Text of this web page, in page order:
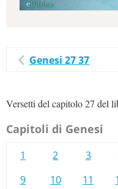
Genesi 27 37
Versetti del capitolo 27 del
Capitoli di Genesi
1 2 3
9
10 11